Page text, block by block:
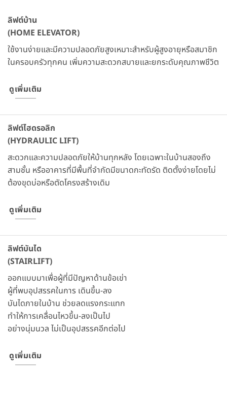
ลิฟต์บ้าน
(HOME ELEVATOR)
ใช้งานง่ายและมีความปลอดภัยสูงเหมาะสําหรับผู้สูงอายุหรือสมาชิก
ในครอบครัวทุกคน เพิ่มความสะดวกสบายและยกระดับคุณภาพชีวิต
ดูเพิ่มเติม
ลิฟต์ไฮดรอลิก
(HYDRAULIC LIFT)
สะดวกและความปลอดภัยให้บ้านทุกหลัง โดยเฉพาะในบ้านสองถึง
สามชั้น หรืออาคารที่มีพื้นที่จํากัดมีขนาดกะทัดรัด ติดตั้งง่ายโดยไม่
ต้องขุดบ่อหรือตัดโครงสร้างเดิม
ดูเพิ่มเติม
ลิฟต์บันได
(STAIRLIFT)
ออกแบบมาเพื่อผู้ที่มีปัญหาด้านข้อเข่า
ผู้ที่พบอุปสรรคในการ เดินขึ้น-ลง
บันไดภายในบ้าน ช่วยลดแรงกระแทก
ทําให้การเคลื่อนไหวขึ้น-ลงเป็นไป
อย่างนุ่มนวล ไม่เป็นอุปสรรคอีกต่อไป
ดูเพิ่มเติม